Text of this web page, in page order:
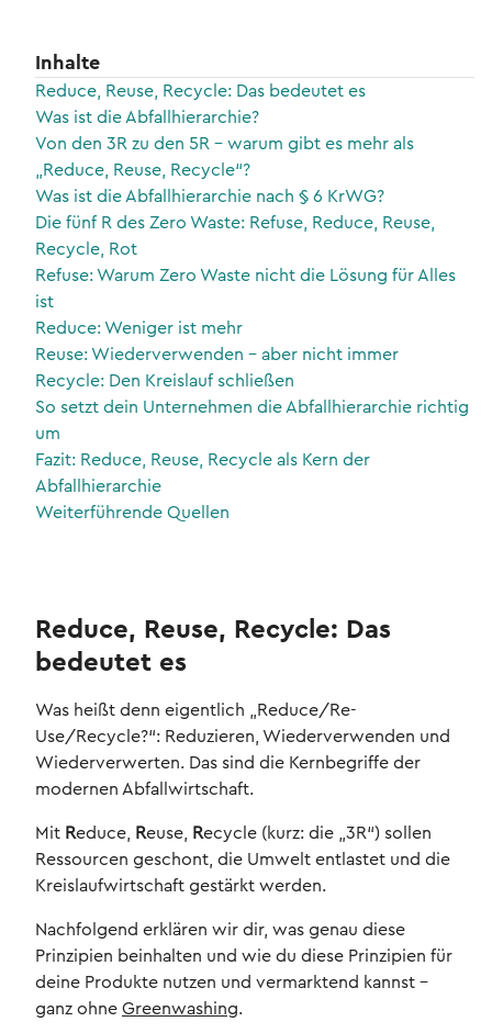
Inhalte
Reduce, Reuse, Recycle: Das bedeutet es
Was ist die Abfallhierarchie?
Von den 3R zu den 5R – warum gibt es mehr als
„Reduce, Reuse, Recycle“?
Was ist die Abfallhierarchie nach § 6 KrWG?
Die fünf R des Zero Waste: Refuse, Reduce, Reuse,
Recycle, Rot
Refuse: Warum Zero Waste nicht die Lösung für Alles
ist
Reduce: Weniger ist mehr
Reuse: Wiederverwenden – aber nicht immer
Recycle: Den Kreislauf schließen
So setzt dein Unternehmen die Abfallhierarchie richtig
um
Fazit: Reduce, Reuse, Recycle als Kern der
Abfallhierarchie
Weiterführende Quellen
Reduce, Reuse, Recycle: Das
bedeutet es
Was heißt denn eigentlich „Reduce/Re-
Use/Recycle?“: Reduzieren, Wiederverwenden und
Wiederverwerten. Das sind die Kernbegriffe der
modernen Abfallwirtschaft.
Mit Reduce, Reuse, Recycle (kurz: die „3R“) sollen
Ressourcen geschont, die Umwelt entlastet und die
Kreislaufwirtschaft gestärkt werden.
Nachfolgend erklären wir dir, was genau diese
Prinzipien beinhalten und wie du diese Prinzipien für
deine Produkte nutzen und vermarktend kannst –
ganz ohne Greenwashing.